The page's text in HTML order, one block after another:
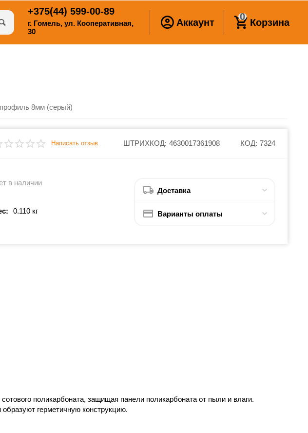
+375(44) 599-00-89
г. Гомель, ул. Кооперативная,
30
Аккаунт
0
Корзина
8мм (серый)
Написать отзыв ШТРИХКОД: 4630017361908 КОД: 7324
в наличии
0.110 кг
Доставка
Варианты оплаты
поликарбоната, защищая панели поликарбоната от пыли и влаги.
герметичную конструкцию.